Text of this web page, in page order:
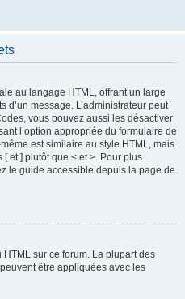
au langage HTML, offrant un large
d’un message. L’administrateur peut
vous pouvez aussi les désactiver
l’option appropriée du formulaire de
est similaire au style HTML, mais
et ] plutôt que < et >. Pour plus
le guide accessible depuis la page de
sur ce forum. La plupart des
être appliquées avec les